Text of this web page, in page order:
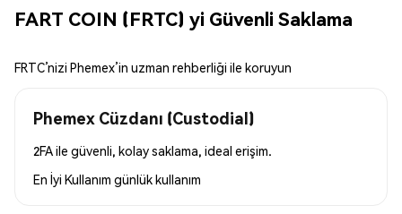
FART COIN (FRTC) yi Güvenli Saklama
FRTC’nizi Phemex’in uzman rehberliği ile koruyun
Phemex Cüzdanı (Custodial)
2FA ile güvenli, kolay saklama, ideal erişim.
En İyi Kullanım günlük kullanım